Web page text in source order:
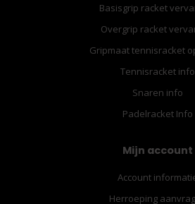
Basisgrip racket
Overgrip racket
Gripmaat tennisracket
Tennisracket info
Snaren info
Padelracket Info
Mijn account
Account
Herroeping